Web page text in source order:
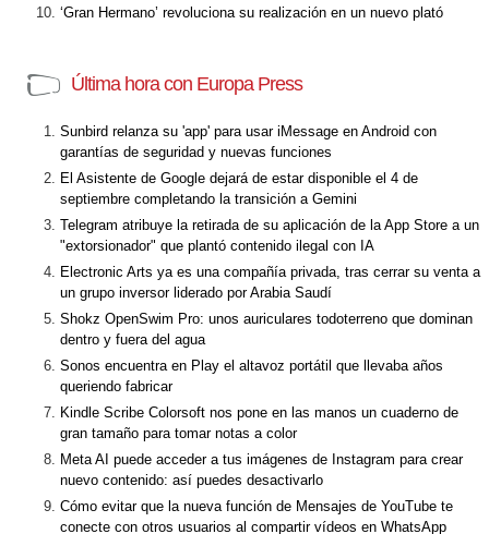
‘Gran Hermano’ revoluciona su realización en un nuevo plató
Última hora con Europa Press
Sunbird relanza su 'app' para usar iMessage en Android con
garantías de seguridad y nuevas funciones
El Asistente de Google dejará de estar disponible el 4 de
septiembre completando la transición a Gemini
Telegram atribuye la retirada de su aplicación de la App Store a un
"extorsionador" que plantó contenido ilegal con IA
Electronic Arts ya es una compañía privada, tras cerrar su venta a
un grupo inversor liderado por Arabia Saudí
Shokz OpenSwim Pro: unos auriculares todoterreno que dominan
dentro y fuera del agua
Sonos encuentra en Play el altavoz portátil que llevaba años
queriendo fabricar
Kindle Scribe Colorsoft nos pone en las manos un cuaderno de
gran tamaño para tomar notas a color
Meta AI puede acceder a tus imágenes de Instagram para crear
nuevo contenido: así puedes desactivarlo
Cómo evitar que la nueva función de Mensajes de YouTube te
conecte con otros usuarios al compartir vídeos en WhatsApp